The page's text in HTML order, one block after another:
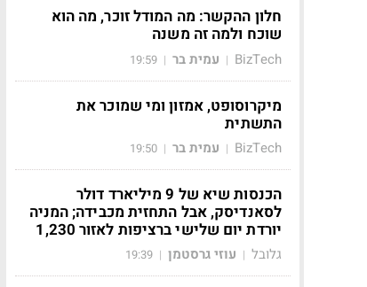
חלון ההקשר: מה המודל זוכר, מה הוא
שוכח ולמה זה משנה
BizTech
| עמית בר |
19:59
מיקרוסופט, אמזון ומי שמוכר את
התשתית
BizTech
| עמית בר |
19:50
הכנסות שיא של 9 מיליארד דולר
לסאנדיסק, אבל התחזית מכבידה; המניה
יורדת יום שלישי ברציפות לאזור 1,230
גלובל | עוזי גרסטמן |
19:39